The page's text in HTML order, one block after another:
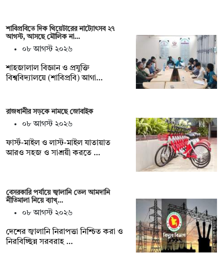
শাবিপ্রবিতে দিক থিয়েটারের নাট্যোৎসব ২৭
আগস্ট, আসছে মৌলিক না…
০৮ আগস্ট ২০২৬
শাহজালাল বিজ্ঞান ও প্রযুক্তি
বিশ্ববিদ্যালয়ে (শাবিপ্রবি) আগা…
রাজধানীর সড়কে নামছে জোবাইক
০৮ আগস্ট ২০২৬
ফার্স্ট-মাইল ও লাস্ট-মাইল যাতায়াত
আরও সহজ ও সাশ্রয়ী করতে …
বেসরকারি পর্যায়ে জ্বালানি তেল আমদানি
নীতিমালা নিয়ে ব্যাখ্…
০৮ আগস্ট ২০২৬
দেশের জ্বালানি নিরাপত্তা নিশ্চিত করা ও
নিরবিচ্ছিন্ন সরবরাহ …